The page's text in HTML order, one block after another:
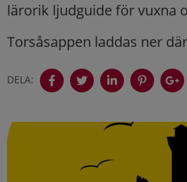
lärorik ljudguide för vuxna
Torsåsappen laddas ner
DELA: